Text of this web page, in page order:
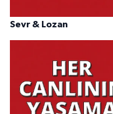
Sevr & Lozan